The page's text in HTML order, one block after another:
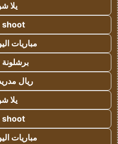
يلا
shoot
مباريات
ريال
يلا
shoot
مباريات